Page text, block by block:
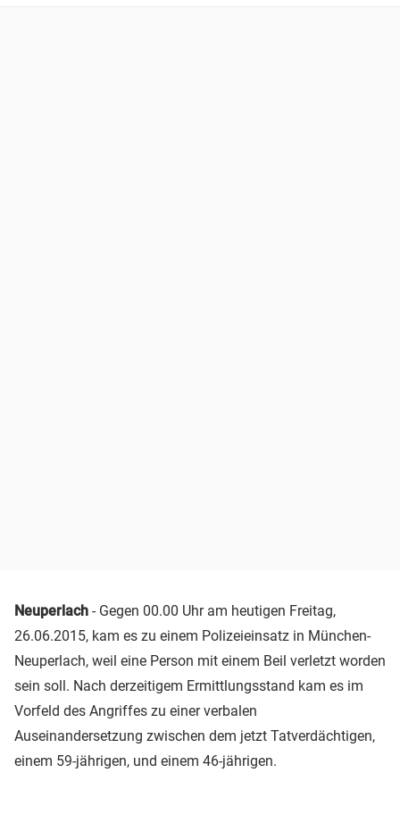
Neuperlach - Gegen 00.00 Uhr am heutigen Freitag,
26.06.2015, kam es zu einem Polizeieinsatz in München-
Neuperlach, weil eine Person mit einem Beil verletzt worden
sein soll. Nach derzeitigem Ermittlungsstand kam es im
Vorfeld des Angriffes zu einer verbalen
Auseinandersetzung zwischen dem jetzt Tatverdächtigen,
einem 59-jährigen, und einem 46-jährigen.